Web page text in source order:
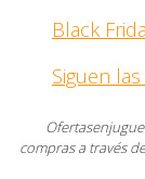
Black
Siguen
compras a través